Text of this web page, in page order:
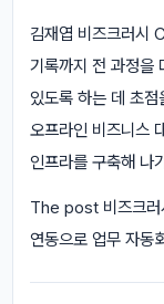
김재엽 비즈크러시
기록까지 전 과정을
있도록 하는 데 초점
오프라인 비즈니스
인프라를 구축해 나
The post 비즈크러
연동으로 업무 자